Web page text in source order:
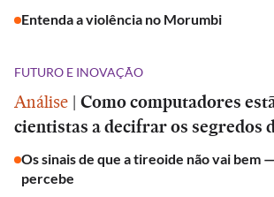
Entenda a violência no Morumbi
FUTURO E INOVAÇÃO
Análise | Como computadores
cientistas a decifrar os segredos
Os sinais de que a tireoide não vai bem
percebe